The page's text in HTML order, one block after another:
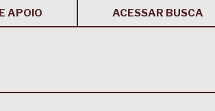
APOIO ACESSAR BUSCA